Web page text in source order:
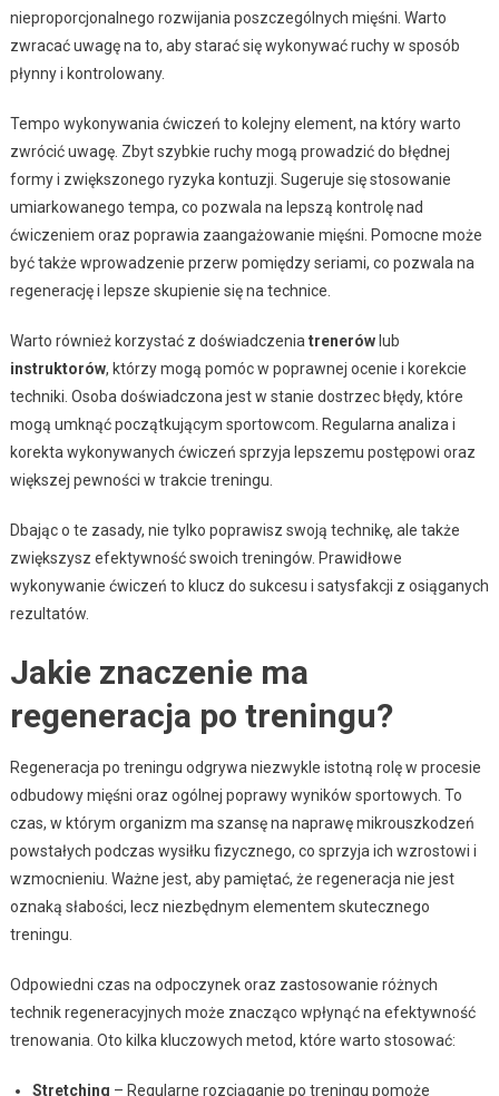
nieproporcjonalnego rozwijania poszczególnych mięśni. Warto
zwracać uwagę na to, aby starać się wykonywać ruchy w sposób
płynny i kontrolowany.
Tempo wykonywania ćwiczeń to kolejny element, na który warto
zwrócić uwagę. Zbyt szybkie ruchy mogą prowadzić do błędnej
formy i zwiększonego ryzyka kontuzji. Sugeruje się stosowanie
umiarkowanego tempa, co pozwala na lepszą kontrolę nad
ćwiczeniem oraz poprawia zaangażowanie mięśni. Pomocne może
być także wprowadzenie przerw pomiędzy seriami, co pozwala na
regenerację i lepsze skupienie się na technice.
Warto również korzystać z doświadczenia trenerówlub
instruktorów, którzy mogą pomóc w poprawnej ocenie i korekcie
techniki. Osoba doświadczona jest w stanie dostrzec błędy, które
mogą umknąć początkującym sportowcom. Regularna analiza i
korekta wykonywanych ćwiczeń sprzyja lepszemu postępowi oraz
większej pewności w trakcie treningu.
Dbając o te zasady, nie tylko poprawisz swoją technikę, ale także
zwiększysz efektywność swoich treningów. Prawidłowe
wykonywanie ćwiczeń to klucz do sukcesu i satysfakcji z osiąganych
rezultatów.
Jakie znaczenie ma
regeneracja po treningu?
Regeneracja po treningu odgrywa niezwykle istotną rolę w procesie
odbudowy mięśni oraz ogólnej poprawy wyników sportowych. To
czas, w którym organizm ma szansę na naprawę mikrouszkodzeń
powstałych podczas wysiłku fizycznego, co sprzyja ich wzrostowi i
wzmocnieniu. Ważne jest, aby pamiętać, że regeneracja nie jest
oznaką słabości, lecz niezbędnym elementem skutecznego
treningu.
Odpowiedni czas na odpoczynek oraz zastosowanie różnych
technik regeneracyjnych może znacząco wpłynąć na efektywność
trenowania. Oto kilka kluczowych metod, które warto stosować:
Stretching – Regularne rozciąganie po treningu pomoże